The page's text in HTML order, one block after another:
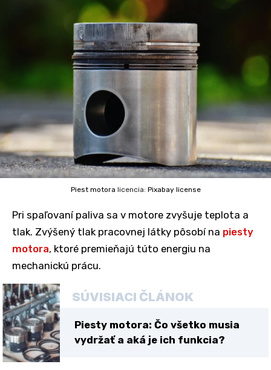
Piest motora licencia: Pixabay license
Pri spaľovaní paliva sa v motore zvyšuje teplota a
tlak. Zvýšený tlak pracovnej látky pôsobí na piesty
motora, ktoré premieňajú túto energiu na
mechanickú prácu.
SÚVISIACI ČLÁNOK
Piesty motora: Čo všetko musia
vydržať a aká je ich funkcia?